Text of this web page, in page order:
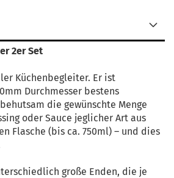
2er Set
Küchenbegleiter. Er ist
Durchmesser bestens
die gewünschte Menge
oder Sauce jeglicher Art aus
Flasche (bis ca. 750ml) – und dies
große Enden, die je